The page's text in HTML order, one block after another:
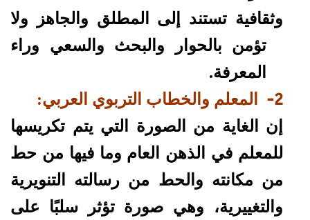
وثقافية تستند إلى المطلق والجاهز ولا
تؤمن بالحوار والبحث والسعي وراء
المعرفة.
2-
المعلم والخطاب التربوي العربي:
إن الغاية من الصورة التي يتم تكريسها
للمعلم في الذهن العام وما فيها من حط
من مكانته والحط من رسالته التنويرية
والتغييرية، وهي صورة تؤثر سلبًا على